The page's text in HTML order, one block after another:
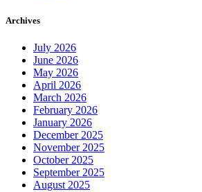
Archives
July 2026
June 2026
May 2026
April 2026
March 2026
February 2026
January 2026
December 2025
November 2025
October 2025
September 2025
August 2025